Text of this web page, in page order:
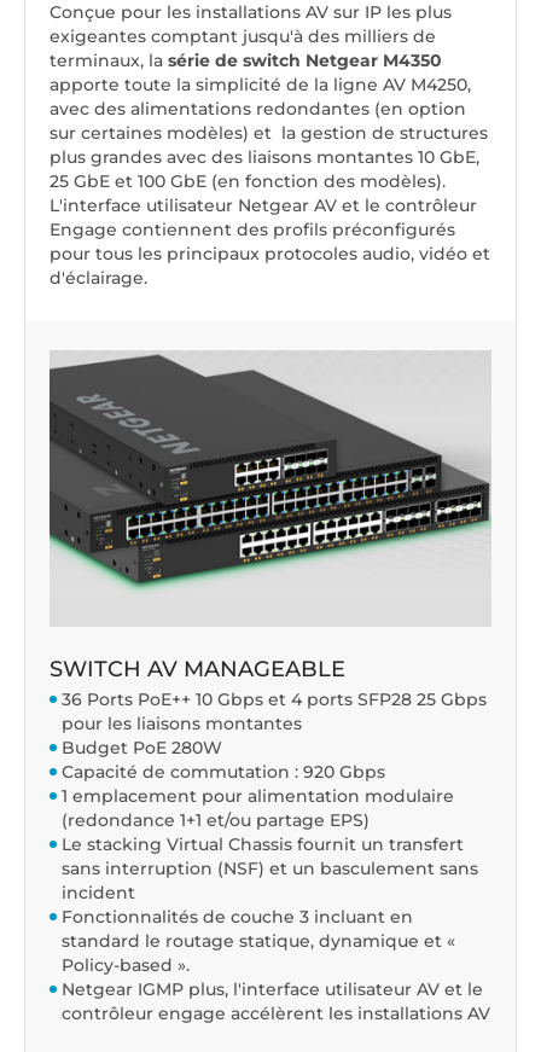
Conçue pour les installations AV sur IP les plus
exigeantes comptant jusqu'à des milliers de
terminaux, la série de switch Netgear M4350
apporte toute la simplicité de la ligne AV M4250,
avec des alimentations redondantes (en option
sur certaines modèles) et la gestion de structures
plus grandes avec des liaisons montantes 10 GbE,
25 GbE et 100 GbE (en fonction des modèles).
L'interface utilisateur Netgear AV et le contrôleur
Engage contiennent des profils préconfigurés
pour tous les principaux protocoles audio, vidéo et
d'éclairage.
SWITCH AV MANAGEABLE
36 Ports PoE++ 10 Gbps et 4 ports SFP28 25 Gbps
pour les liaisons montantes
Budget PoE 280W
Capacité de commutation : 920 Gbps
1 emplacement pour alimentation modulaire
(redondance 1+1 et/ou partage EPS)
Le stacking Virtual Chassis fournit un transfert
sans interruption (NSF) et un basculement sans
incident
Fonctionnalités de couche 3 incluant en
standard le routage statique, dynamique et «
Policy-based ».
Netgear IGMP plus, l'interface utilisateur AV et le
contrôleur engage accélèrent les installations AV